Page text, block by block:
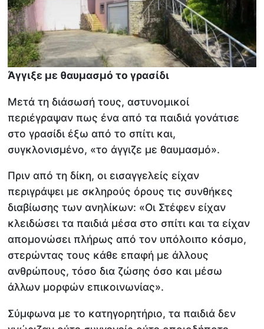
Άγγιξε με θαυμασμό το γρασίδι
Μετά τη διάσωσή τους, αστυνομικοί
περιέγραψαν πως ένα από τα παιδιά γονάτισε
στο γρασίδι έξω από το σπίτι και,
συγκλονισμένο, «το άγγιζε με θαυμασμό».
Πριν από τη δίκη, οι εισαγγελείς είχαν
περιγράψει με σκληρούς όρους τις συνθήκες
διαβίωσης των ανηλίκων: «Οι Στέφεν είχαν
κλειδώσει τα παιδιά μέσα στο σπίτι και τα είχαν
απομονώσει πλήρως από τον υπόλοιπο κόσμο,
στερώντας τους κάθε επαφή με άλλους
ανθρώπους, τόσο δια ζώσης όσο και μέσω
άλλων μορφών επικοινωνίας».
Σύμφωνα με το κατηγορητήριο, τα παιδιά δεν